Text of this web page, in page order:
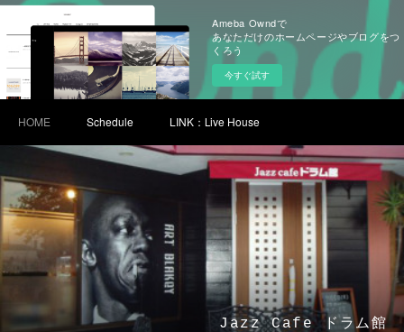
Ameba Owndで
あなただけのホームページやブログをつ
くろう
今すぐ試す
HOME Schedule LINK：Ⅼive House
Jazz Cafe ドラム館